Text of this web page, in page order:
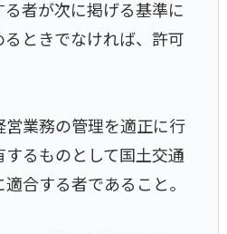
者が次に掲げる基準に
ときでなければ、許可
業務の管理を適正に行
るものとして国土交通
合する者であること。